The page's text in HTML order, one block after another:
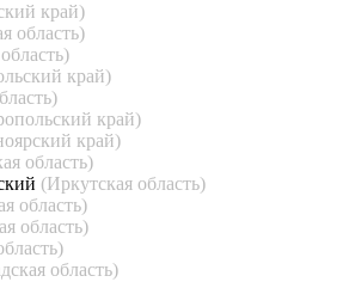
край)
область)
край)
край)
край)
область)
(Иркутская область)
область)
область)
область)